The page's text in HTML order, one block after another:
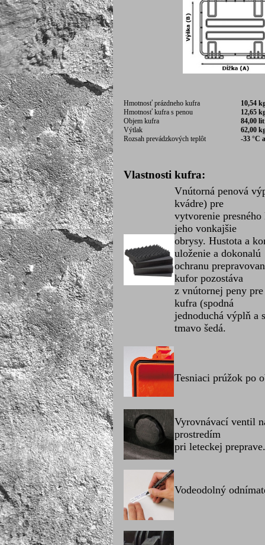
Hmotnosť prázdneho kufra
10,54
Hmotnosť kufra s penou
12,65
Objem kufra
84,00
Výtlak
62,00
Rozsah prevádzkových teplôt
-33 °C
Vlastnosti kufra:
Vnútorná penová
kvádre) pre
vytvorenie
jeho vonkajšie
obrysy. Hustota a
uloženie a dokonalú
ochranu
kufor pozostáva
z vnútornej peny
kufra (spodná
jednoduchá výplň a
tmavo šedá.
Tesniaci prúžok po
Vyrovnávací ventil
prostredím
pri leteckej preprave.
Vodeodolný